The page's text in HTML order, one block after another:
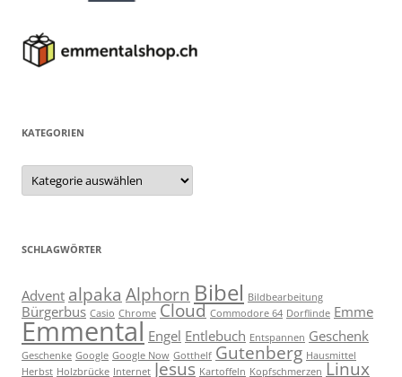
KATEGORIEN
Kategorien
SCHLAGWÖRTER
Advent alpaka Alphorn Bibel Bildbearbeitung
Bürgerbus Casio Chrome Cloud Commodore 64 Dorflinde Emme
Emmental Engel Entlebuch Entspannen Geschenk
Geschenke Google Google Now Gotthelf Gutenberg Hausmittel
Herbst Holzbrücke Internet Jesus Kartoffeln Kopfschmerzen Linux